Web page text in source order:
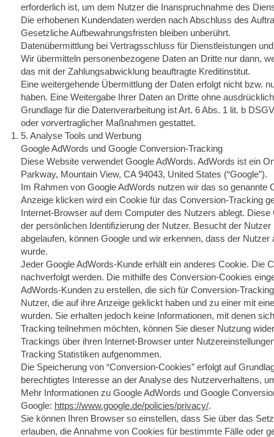
erforderlich ist, um dem Nutzer die Inanspruchnahme des
Die erhobenen Kundendaten werden nach Abschluss des
Gesetzliche Aufbewahrungsfristen bleiben unberührt.
Datenübermittlung bei Vertragsschluss für Dienstleistungen
Wir übermitteln personenbezogene Daten an Dritte nur dann,
das mit der Zahlungsabwicklung beauftragte Kreditinstitut.
Eine weitergehende Übermittlung der Daten erfolgt nicht bzw.
haben. Eine Weitergabe Ihrer Daten an Dritte ohne
Grundlage für die Datenverarbeitung ist Art. 6 Abs. 1 lit. b
oder vorvertraglicher Maßnahmen gestattet.
5. Analyse Tools und Werbung
Google AdWords und Google Conversion-Tracking
Diese Website verwendet Google AdWords. AdWords ist ein
Parkway, Mountain View, CA 94043, United States (“Google”).
Im Rahmen von Google AdWords nutzen wir das so
Anzeige klicken wird ein Cookie für das Conversion-Tracking
Internet-Browser auf dem Computer des Nutzers ablegt.
der persönlichen Identifizierung der Nutzer. Besucht der
abgelaufen, können Google und wir erkennen, dass der
wurde.
Jeder Google AdWords-Kunde erhält ein anderes Cookie. Die
nachverfolgt werden. Die mithilfe des Conversion-Cookies
AdWords-Kunden zu erstellen, die sich für Conversion-
Nutzer, die auf ihre Anzeige geklickt haben und zu einer mit
wurden. Sie erhalten jedoch keine Informationen, mit denen
Tracking teilnehmen möchten, können Sie dieser Nutzung
Trackings über ihren Internet-Browser unter
Tracking Statistiken aufgenommen.
Die Speicherung von “Conversion-Cookies” erfolgt auf
berechtigtes Interesse an der Analyse des Nutzerverhaltens,
Mehr Informationen zu Google AdWords und Google
Google: https://www.google.de/policies/privacy/.
Sie können Ihren Browser so einstellen, dass Sie über das
erlauben, die Annahme von Cookies für bestimmte Fälle oder